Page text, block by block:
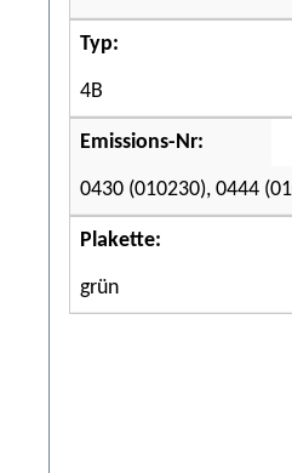
Typ:
4B
Emissions-Nr:
0430 (010230), 0444
Plakette:
grün